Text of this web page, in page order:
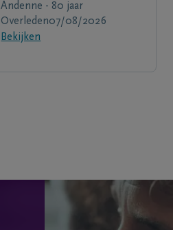
Andenne - 80 jaar
Overleden07/08/2026
Bekijken